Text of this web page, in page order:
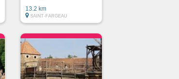
13.2 km
SAINT-FARGEAU